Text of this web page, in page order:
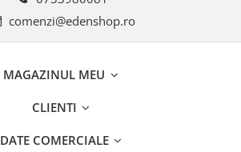
comenzi@edenshop.ro
MAGAZINUL MEU
CLIENTI
DATE COMERCIALE